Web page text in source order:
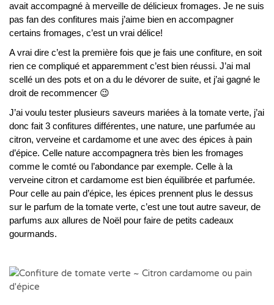
avait accompagné à merveille de délicieux fromages. Je ne suis
pas fan des confitures mais j’aime bien en accompagner
certains fromages, c’est un vrai délice!
A vrai dire c’est la première fois que je fais une confiture, en soit
rien ce compliqué et apparemment c’est bien réussi. J’ai mal
scellé un des pots et on a du le dévorer de suite, et j’ai gagné le
droit de recommencer 😉
J’ai voulu tester plusieurs saveurs mariées à la tomate verte, j’ai
donc fait 3 confitures différentes, une nature, une parfumée au
citron, verveine et cardamome et une avec des épices à pain
d’épice. Celle nature accompagnera très bien les fromages
comme le comté ou l’abondance par exemple. Celle à la
verveine citron et cardamome est bien équilibrée et parfumée.
Pour celle au pain d’épice, les épices prennent plus le dessus
sur le parfum de la tomate verte, c’est une tout autre saveur, de
parfums aux allures de Noël pour faire de petits cadeaux
gourmands.